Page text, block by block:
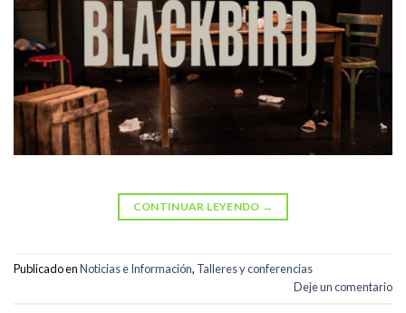
CONTINUAR LEYENDO →
Publicado enNoticias e Información, Talleres y conferencias
Deje un comentario